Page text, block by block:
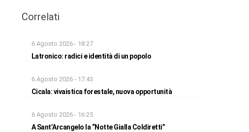
Correlati
6 Agosto 2026 - 18:27
Latronico: radici e identità di un popolo
6 Agosto 2026 - 17:43
Cicala: vivaistica forestale, nuova opportunità
6 Agosto 2026 - 16:25
A Sant’Arcangelo la “Notte Gialla Coldiretti”